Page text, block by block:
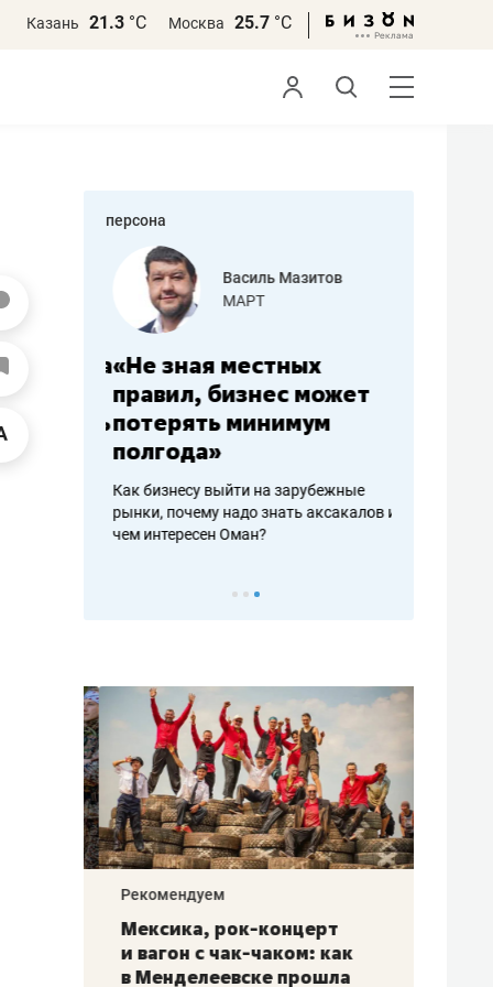
Казань 21.3 °С Москва 25.7 °С
персона
работа
Василь Мазитов
МАРТ
«Не зная местных
правил, бизнес может
потерять минимум
полгода»
Как бизнесу выйти на зарубежные
рынки, почему надо знать аксакалов и
чем интересен Оман?
Рекомендуем
Мексика, рок-концерт
и вагон с чак-чаком: как
в Менделеевске прошла